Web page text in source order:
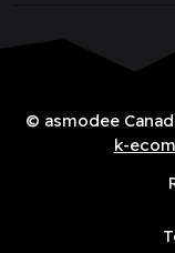
© asmodee
k-